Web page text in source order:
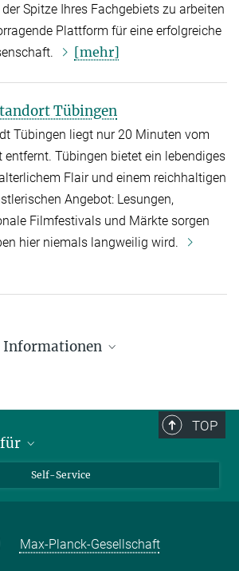
Spitze Ihres Fachgebiets zu arbeiten
Plattform für eine erfolgreiche
[mehr]
Tübingen
Tübingen liegt nur 20 Minuten vom
entfernt. Tübingen bietet ein lebendiges
Flair und einem reichhaltigen
Angebot: Lesungen,
Filmfestivals und Märkte sorgen
hier niemals langweilig wird.
Informationen
bei der Max-Planck-Gesellschaft.
TOP
Self-Service
Max-Planck-Gesellschaft